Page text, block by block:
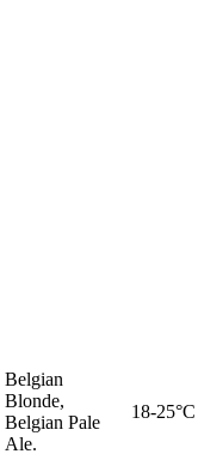
Belgian
Blonde,
Belgian Pale
Ale.
18-25°C